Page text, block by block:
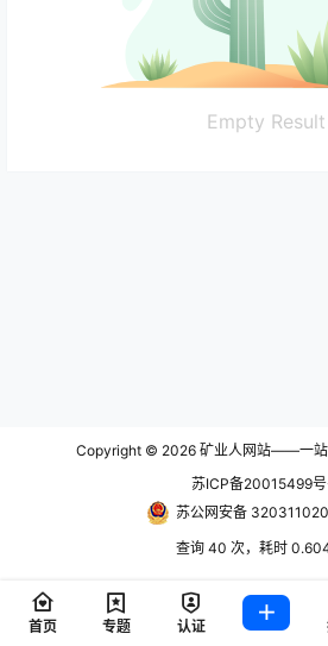
Empty Result
Copyright © 2026 矿业人网站——一站
苏ICP备20015499
苏公网安备
查询 40 次，耗时
首页 专题 认证